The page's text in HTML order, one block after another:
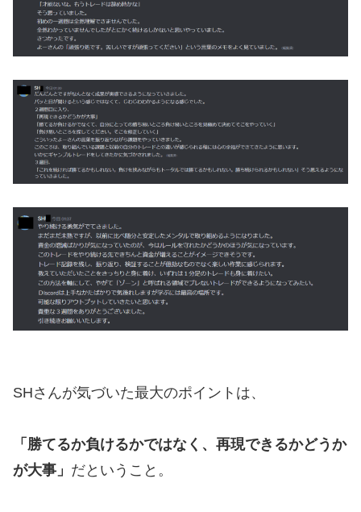
SHさんが気づいた最大のポイントは、
「勝てるか負けるかではなく、再現できるかどうか
が大事」 だということ。